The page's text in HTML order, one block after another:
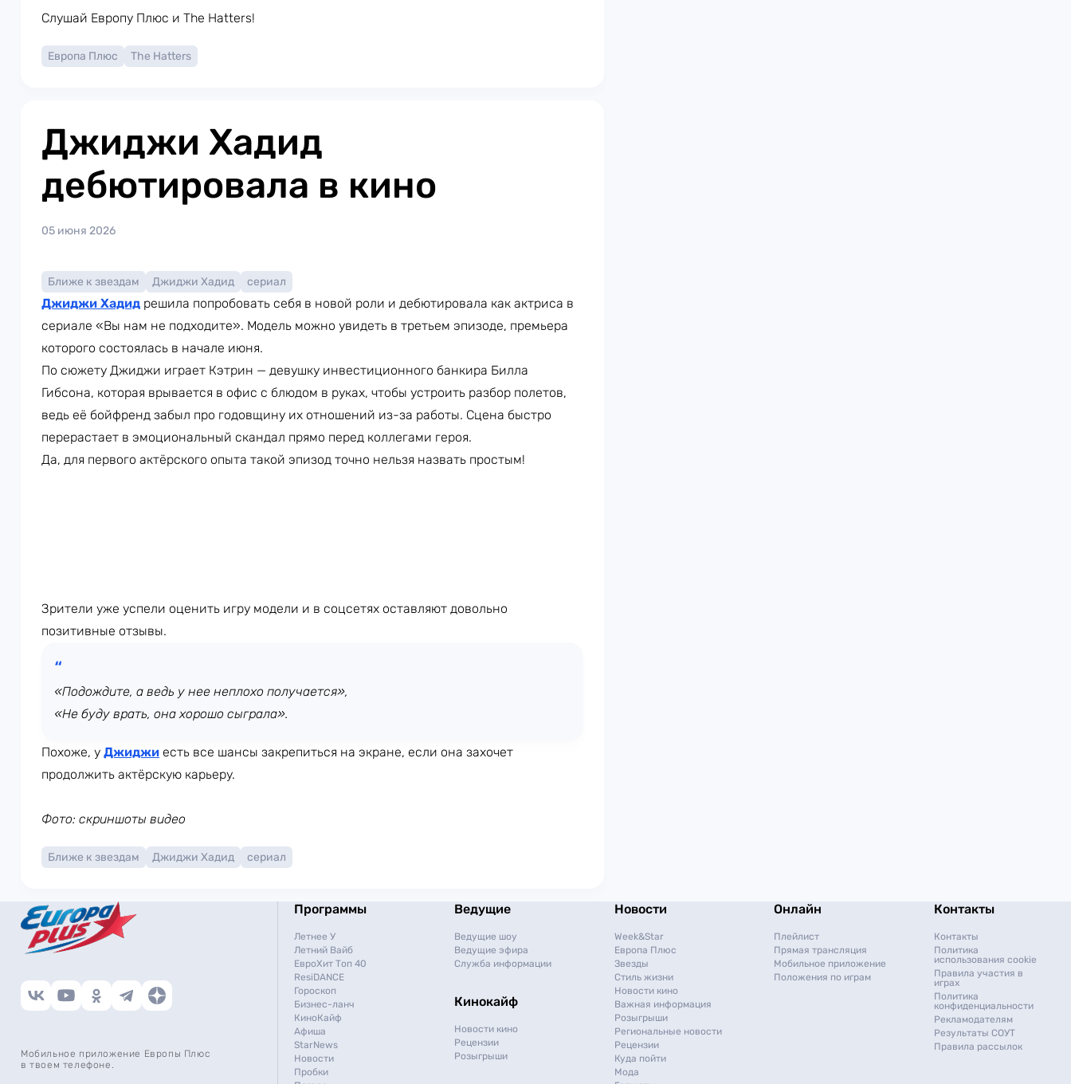
Слушай Европу Плюс и The Hatters!
Европа Плюс The Hatters
Джиджи Хадид
дебютировала в кино
05 июня 2026
Ближе к звездам Джиджи Хадид сериал
Джиджи Хадид решила попробовать себя в новой роли и дебютировала как актриса в
сериале «Вы нам не подходите». Модель можно увидеть в третьем эпизоде, премьера
которого состоялась в начале июня.
По сюжету Джиджи играет Кэтрин — девушку инвестиционного банкира Билла
Гибсона, которая врывается в офис с блюдом в руках, чтобы устроить разбор полетов,
ведь её бойфренд забыл про годовщину их отношений из-за работы. Сцена быстро
перерастает в эмоциональный скандал прямо перед коллегами героя.
Да, для первого актёрского опыта такой эпизод точно нельзя назвать простым!
Зрители уже успели оценить игру модели и в соцсетях оставляют довольно
позитивные отзывы.
«Подождите, а ведь у нее неплохо получается»,
«Не буду врать, она хорошо сыграла».
Похоже, у Джиджи есть все шансы закрепиться на экране, если она захочет
продолжить актёрскую карьеру.
Фото: скриншоты видео
Ближе к звездам Джиджи Хадид сериал
Мобильное приложение Европы Плюс
в твоем телефоне.
Программы
Летнее У
Летний Вайб
ЕвроХит Топ 40
ResiDANCE
Гороскоп
Бизнес-ланч
КиноКайф
Афиша
StarNews
Новости
Пробки
Ведущие
Ведущие шоу
Ведущие эфира
Служба информации
Кинокайф
Новости кино
Рецензии
Розыгрыши
Новости
Week&Star
Европа Плюс
Звезды
Стиль жизни
Новости кино
Важная информация
Розыгрыши
Региональные новости
Рецензии
Куда пойти
Мода
Онлайн
Плейлист
Прямая трансляция
Мобильное приложение
Положения по играм
Контакты
Контакты
Политика
использования cookie
Правила участия в
играх
Политика
конфиденциальности
Рекламодателям
Результаты СОУТ
Правила рассылок